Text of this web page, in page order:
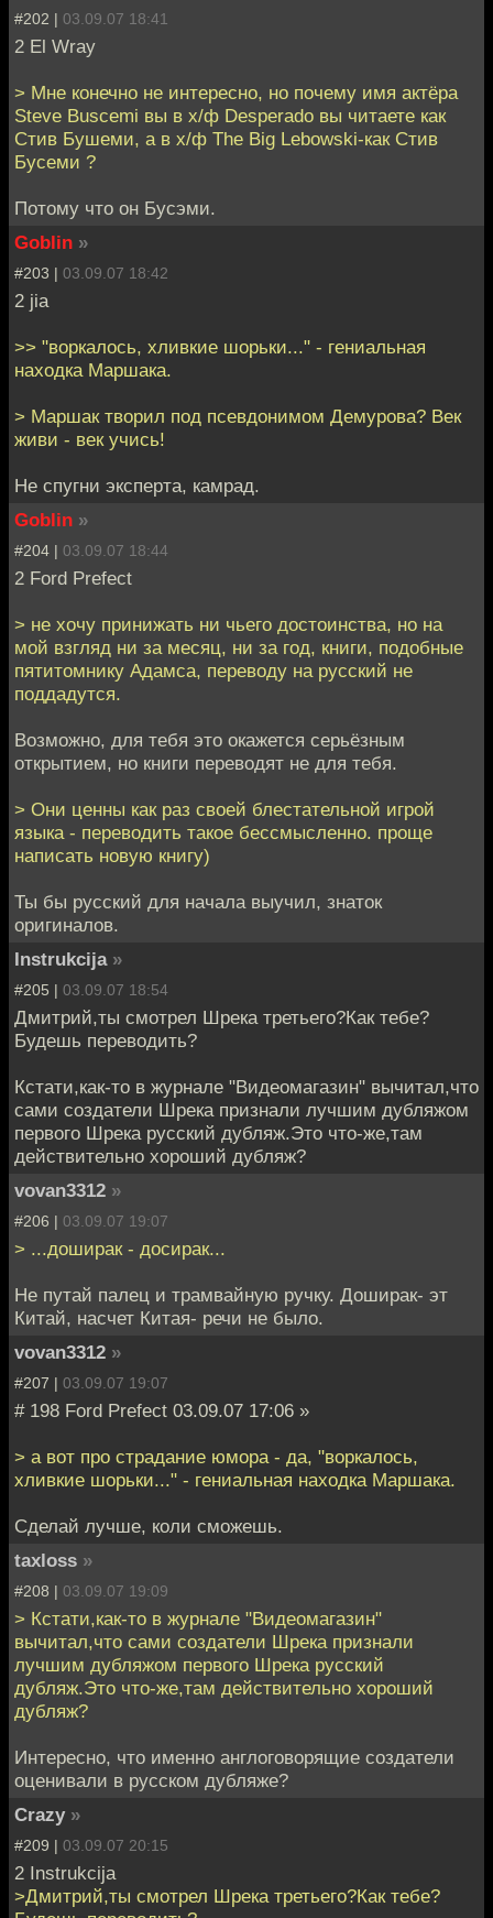
#202 | 03.09.07 18:41
2 El Wray
> Мне конечно не интересно, но почему имя актёра
Steve Buscemi вы в х/ф Desperado вы читаете как
Стив Бушеми, а в х/ф The Big Lebowski-как Стив
Бусеми ?
Потому что он Бусэми.
Goblin »
#203 | 03.09.07 18:42
2 jia
>> "воркалось, хливкие шорьки..." - гениальная
находка Маршака.
> Маршак творил под псевдонимом Демурова? Век
живи - век учись!
Не спугни эксперта, камрад.
Goblin »
#204 | 03.09.07 18:44
2 Ford Prefect
> не хочу принижать ни чьего достоинства, но на
мой взгляд ни за месяц, ни за год, книги, подобные
пятитомнику Адамса, переводу на русский не
поддадутся.
Возможно, для тебя это окажется серьёзным
открытием, но книги переводят не для тебя.
> Они ценны как раз своей блестательной игрой
языка - переводить такое бессмысленно. проще
написать новую книгу)
Ты бы русский для начала выучил, знаток
оригиналов.
Instrukcija »
#205 | 03.09.07 18:54
Дмитрий,ты смотрел Шрека третьего?Как тебе?
Будешь переводить?
Кстати,как-то в журнале "Видеомагазин" вычитал,что
сами создатели Шрека признали лучшим дубляжом
первого Шрека русский дубляж.Это что-же,там
действительно хороший дубляж?
vovan3312 »
#206 | 03.09.07 19:07
> ...доширак - досирак...
Не путай палец и трамвайную ручку. Доширак- эт
Китай, насчет Китая- речи не было.
vovan3312 »
#207 | 03.09.07 19:07
# 198 Ford Prefect 03.09.07 17:06 »
> а вот про страдание юмора - да, "воркалось,
хливкие шорьки..." - гениальная находка Маршака.
Сделай лучше, коли сможешь.
taxloss »
#208 | 03.09.07 19:09
> Кстати,как-то в журнале "Видеомагазин"
вычитал,что сами создатели Шрека признали
лучшим дубляжом первого Шрека русский
дубляж.Это что-же,там действительно хороший
дубляж?
Интересно, что именно англоговорящие создатели
оценивали в русском дубляже?
Crazy »
#209 | 03.09.07 20:15
2 Instrukcija
>Дмитрий,ты смотрел Шрека третьего?Как тебе?